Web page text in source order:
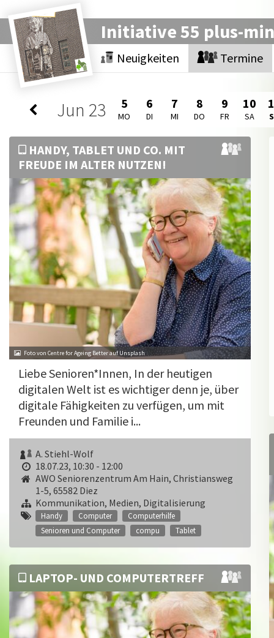
Initiative 55 plus-
Neuigkeiten Termine
Jun 23 5
MO
6
DI
7
MI
8
DO
9
FR
10
SA
HANDY, TABLET UND CO. MIT
FREUDE IM ALTER NUTZEN!
Foto von Centre for Ageing Better auf Unsplash
Liebe Senioren*Innen, In der heutigen
digitalen Welt ist es wichtiger denn je, über
digitale Fähigkeiten zu verfügen, um mit
Freunden und Familie i...
A. Stiehl-Wolf
18.07.23, 10:30 - 12:00
AWO Seniorenzentrum Am Hain, Christiansweg
1-5, 65582 Diez
Kommunikation, Medien, Digitalisierung
Handy Computer
Computerhilfe
Senioren und Computer
compu Tablet
LAPTOP- UND COMPUTERTREFF